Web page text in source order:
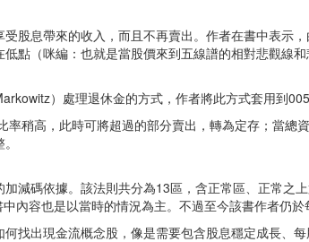
股息帶來的收入，而且不再賣出。作者在書中表示
點（咪編：也就是當股價來到五線譜的相對悲觀線和
）處理退休金的方式，作者將此方式套用到
稍高，此時可將超過的部分賣出，轉為定存；當
減碼依據。該法則共分為13區，含正常區、正常
內容也是以當時的情況為主。不過至今該書作者仍
找出現金流概念股，像是需要包含股息穩定成長、